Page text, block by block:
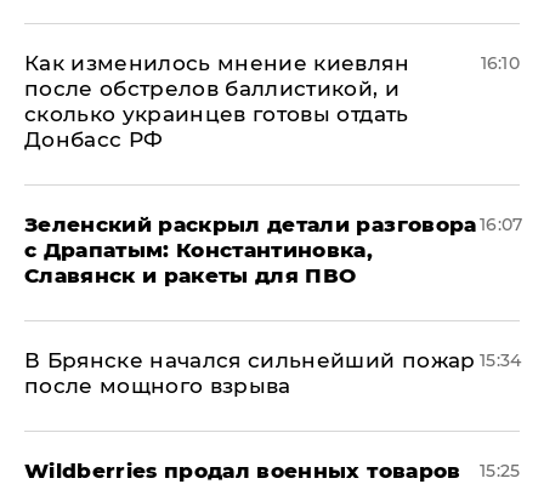
Как изменилось мнение киевлян
после обстрелов баллистикой, и
сколько украинцев готовы отдать
Донбасс РФ
16:10
​Зеленский раскрыл детали разговора
с Драпатым: Константиновка,
Славянск и ракеты для ПВО
16:07
В Брянске начался сильнейший пожар
после мощного взрыва
15:34
​Wildberries продал военных товаров
15:25